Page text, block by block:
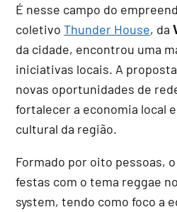
É nesse campo do
coletivoThunder House, da
da cidade, encontrou uma
iniciativas locais. A
novas oportunidades de
fortalecer a economia local
cultural da região.
Formado por oito pessoas,
festas com o tema reggae
system, tendo como foco a